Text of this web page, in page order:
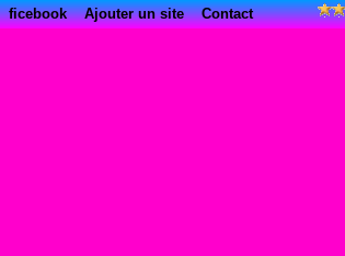
ficebook Ajouter un site Contact